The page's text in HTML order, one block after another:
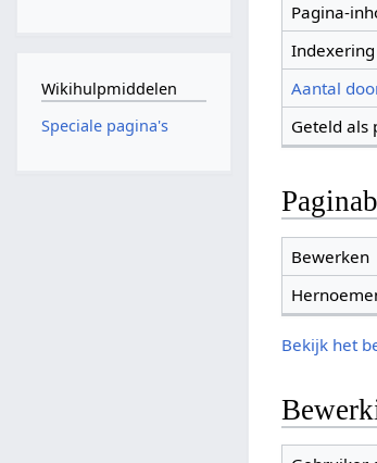
Pagina-
Aantal
Geteld als
Bewerken
Bekijk het
Wikihulpmiddelen
Speciale pagina's